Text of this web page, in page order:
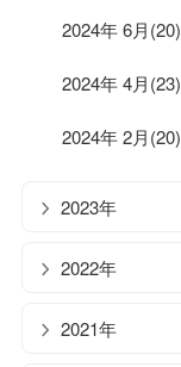
2024年 6月(20)
2024年 4月(23)
2024年 2月(20)
2023年
2022年
2021年